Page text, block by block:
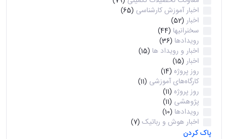
اخبار آموزش کارشناسی (65)
اخبار (52)
سخنرانیها (44)
رویدادها (36)
اخبار و رویداد ها (15)
اخبار (15)
روز پروژه (14)
کارگاه‌های آموزشی (11)
روز پروژه (11)
پژوهشی (11)
رویدادها (10)
اخبار هوش و رباتیک (7)
پاک کردن